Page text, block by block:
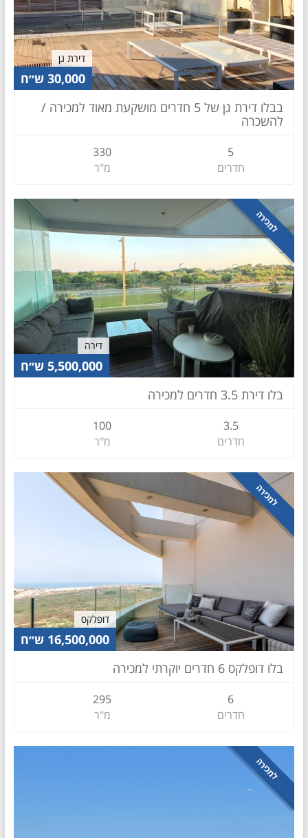
דירת גן
30,000 ש״ח
בבלו דירת גן של 5 חדרים מושקעת מאוד למכירה /
להשכרה
5
חדרים
330
מ"ר
למכירה
דירה
5,500,000 ש״ח
בלו דירת 3.5 חדרים למכירה
3.5
חדרים
100
מ"ר
למכירה
דופלקס
16,500,000 ש״ח
בלו דופלקס 6 חדרים יוקרתי למכירה
6
חדרים
295
מ"ר
למכירה